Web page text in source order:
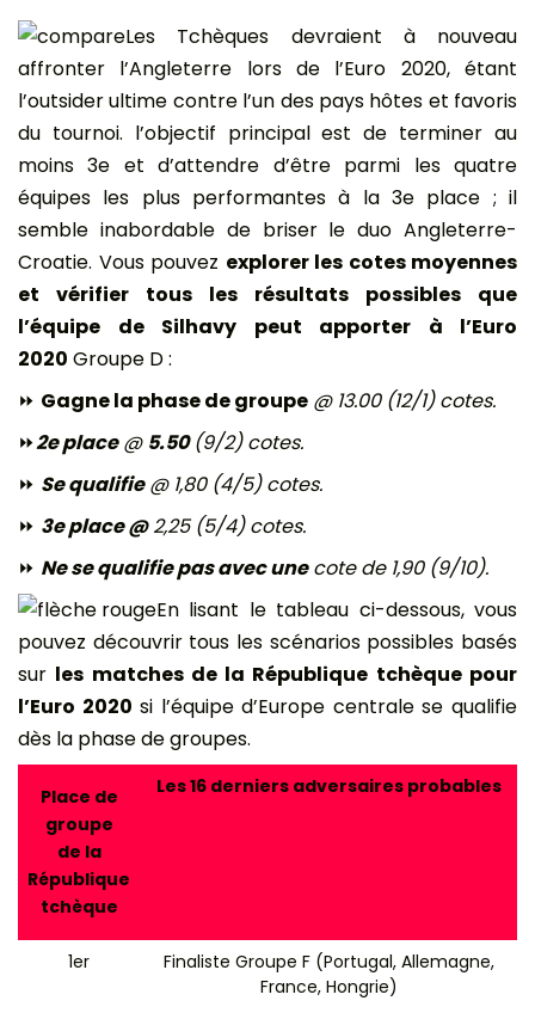
Les Tchèques devraient à nouveau
affronter l’Angleterre lors de l’Euro 2020, étant
l’outsider ultime contre l’un des pays hôtes et favoris
du tournoi. l’objectif principal est de terminer au
moins 3e et d’attendre d’être parmi les quatre
équipes les plus performantes à la 3e place ; il
semble inabordable de briser le duo Angleterre-
Croatie. Vous pouvez explorer les cotes moyennes
et vérifier tous les résultats possibles que
l’équipe de Silhavy peut apporter à l’Euro
2020 Groupe D :
⏩ Gagne la phase de groupe @ 13.00 (12/1) cotes.
⏩2e place@ 5.50(9/2) cotes.
⏩ Se qualifie@ 1,80 (4/5) cotes.
⏩ 3e place @2,25 (5/4) cotes.
⏩ Ne se qualifie pas avec unecote de 1,90 (9/10).
En lisant le tableau ci-dessous, vous
pouvez découvrir tous les scénarios possibles basés
sur les matches de la République tchèque pour
l’Euro 2020 si l’équipe d’Europe centrale se qualifie
dès la phase de groupes.
Place de
groupe
de la
République
tchèque
Les 16 derniers adversaires probables
1er
Finaliste Groupe F (Portugal, Allemagne,
France, Hongrie)